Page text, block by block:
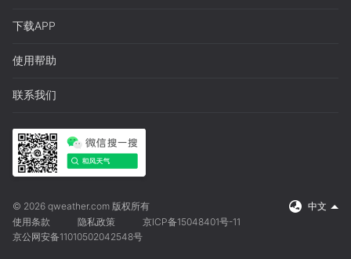
下载APP
使用帮助
联系我们
© 2026 qweather.com 版权所有
中文
使用条款
隐私政策
京ICP备15048401号-11
京公网安备11010502042548号